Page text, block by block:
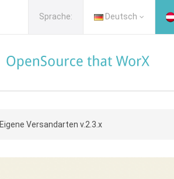
Sprache: Deutsch
Eigene Versandarten v.2.3.x